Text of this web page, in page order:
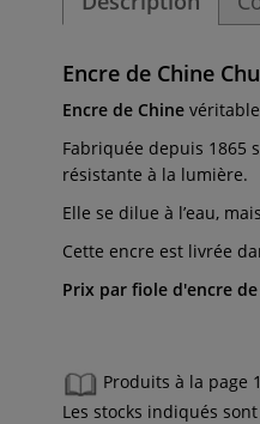
Encre de Chine
Encre de Chine
Fabriquée depuis 1865
résistante à la lumière.
Elle se dilue à l’eau,
Cette encre est livrée
Prix par fiole d'encre de
Produits à la page
Les stocks indiqués